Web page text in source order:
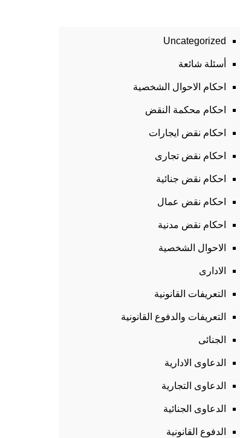
Uncategorized
أسئلة شائعة
احكام الاحوال الشخصية
احكام محكمة النقض
احكام نقض ايجارات
احكام نقض تجارى
احكام نقض جنائية
احكام نقض عمال
احكام نقض مدنية
الاحوال الشخصية
الادارى
التعريفات القانونية
التعريفات والدفوع القانونية
الجنائى
الدعاوى الادارية
الدعاوى التجارية
الدعاوى الجنائية
الدفوع القانونية